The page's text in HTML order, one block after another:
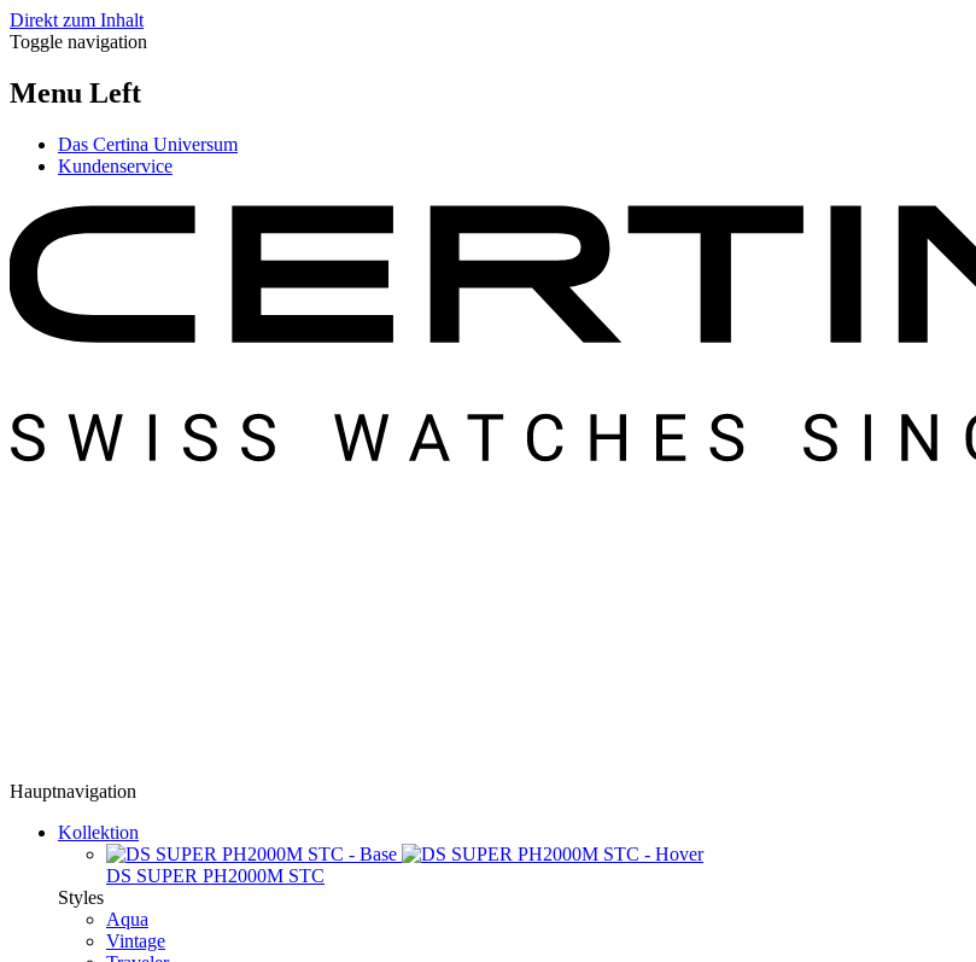
Direkt zum Inhalt
Toggle navigation
Menu Left
Das Certina Universum
Kundenservice
Hauptnavigation
Kollektion
DS SUPER PH2000M STC
Styles
Aqua
Vintage